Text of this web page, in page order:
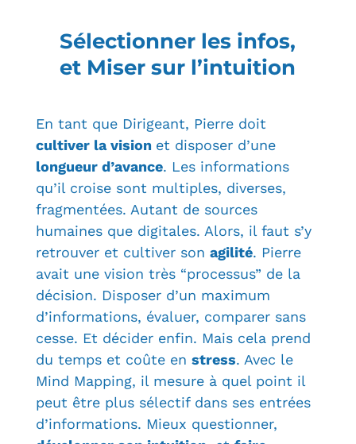
Sélectionner les infos,
et Miser sur l’intuition
En tant que Dirigeant, Pierre doit
cultiver la vision et disposer d’une
longueur d’avance. Les informations
qu’il croise sont multiples, diverses,
fragmentées. Autant de sources
humaines que digitales. Alors, il faut s’y
retrouver et cultiver son agilité. Pierre
avait une vision très “processus” de la
décision. Disposer d’un maximum
d’informations, évaluer, comparer sans
cesse. Et décider enfin. Mais cela prend
du temps et coûte en stress. Avec le
Mind Mapping, il mesure à quel point il
peut être plus sélectif dans ses entrées
d’informations. Mieux questionner,